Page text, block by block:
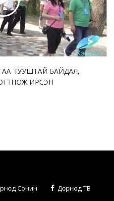
ТУУШТАЙ БАЙДАЛ,
ИРСЭН
Сонин Дорнод ТВ